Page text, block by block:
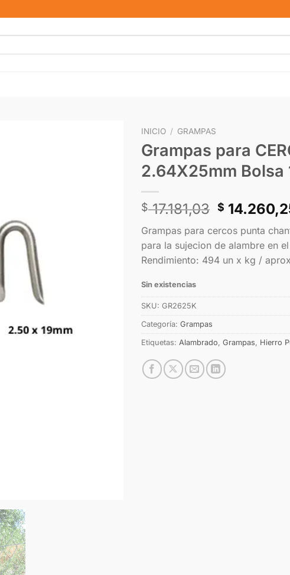
INICIO / GRAMPAS
Grampas para
2.64X25mm Bolsa
$17.181,03 $
Grampas para cercos punta
para la sujecion de alambre en
Rendimiento: 494 un x kg /
Sin existencias
SKU: GR2625K
Categoría: Grampas
Etiquetas: Alambrado, Grampas, Hierro